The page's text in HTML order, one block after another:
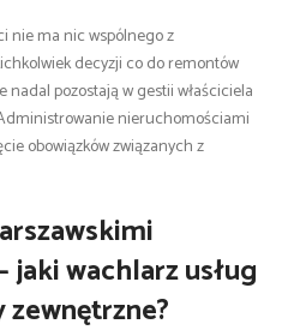
nie ma nic wspólnego z
decyzji co do remontów
pozostają w gestii właściciela
nieruchomościami
obowiązków związanych z
wachlarz usług